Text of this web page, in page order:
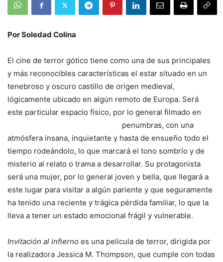
Por Soledad Colina
El cine de terror gótico tiene como una de sus principales
y más reconocibles características el estar situado en un
tenebroso y oscuro castillo de origen medieval,
lógicamente ubicado en algún remoto de Europa. Será
este particular espacio físico, por lo general filmado en
penumbras, con una
atmósfera insana, inquietante y hasta de ensueño todo el
tiempo rodeándolo, lo que marcará el tono sombrío y de
misterio al relato o trama a desarrollar. Su protagonista
será una mujer, por lo general joven y bella, que llegará a
este lugar para visitar a algún pariente y que seguramente
ha tenido una reciente y trágica pérdida familiar, lo que la
lleva a tener un estado emocional frágil y vulnerable.
Invitación al infierno es una película de terror, dirigida por
la realizadora Jessica M. Thompson, que cumple con todas